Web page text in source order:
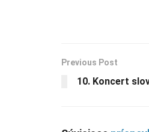
Previous Post
10. Koncert